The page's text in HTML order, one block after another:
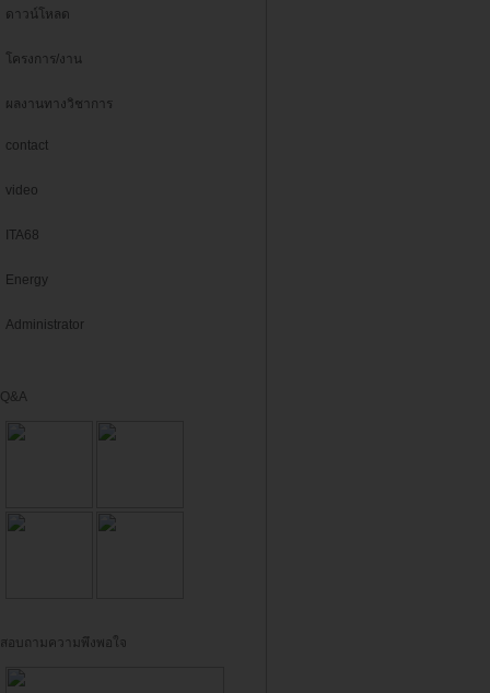
ดาวน์โหลด
โครงการ/งาน
ผลงานทางวิชาการ
contact
video
ITA68
Energy
Administrator
Q&A
สอบถามความพึงพอใจ